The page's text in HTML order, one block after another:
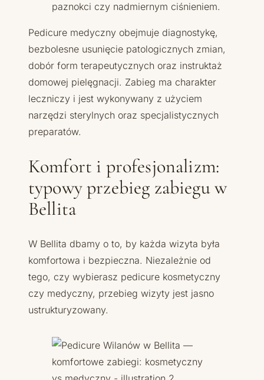
paznokci czy nadmiernym ciśnieniem.
Pedicure medyczny obejmuje diagnostykę,
bezbolesne usunięcie patologicznych zmian,
dobór form terapeutycznych oraz instruktaż
domowej pielęgnacji. Zabieg ma charakter
leczniczy i jest wykonywany z użyciem
narzędzi sterylnych oraz specjalistycznych
preparatów.
Komfort i profesjonalizm:
typowy przebieg zabiegu w
Bellita
W Bellita dbamy o to, by każda wizyta była
komfortowa i bezpieczna. Niezależnie od
tego, czy wybierasz pedicure kosmetyczny
czy medyczny, przebieg wizyty jest jasno
ustrukturyzowany.